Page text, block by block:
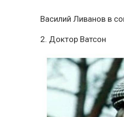
Василий Ливанов в
2. Доктор Ватсон